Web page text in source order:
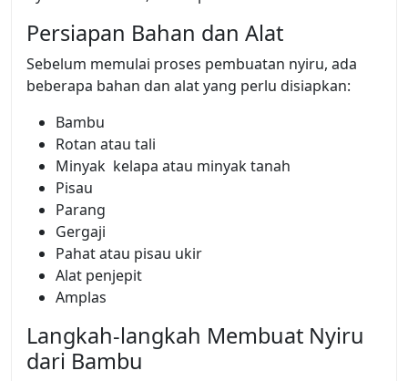
Persiapan Bahan dan Alat
Sebelum memulai proses pembuatan nyiru, ada
beberapa bahan dan alat yang perlu disiapkan:
Bambu
Rotan atau tali
Minyak kelapa atau minyak tanah
Pisau
Parang
Gergaji
Pahat atau pisau ukir
Alat penjepit
Amplas
Langkah-langkah Membuat Nyiru
dari Bambu